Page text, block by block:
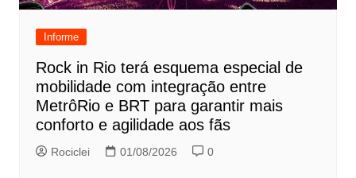
Informe
Rock in Rio terá esquema especial de
mobilidade com integração entre
MetrôRio e BRT para garantir mais
conforto e agilidade aos fãs
Rociclei 01/08/2026 0